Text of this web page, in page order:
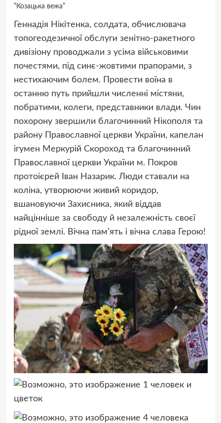
“Козацька вежа”
Геннадія Нікітенка, солдата, обчислювача
топогеодезичної обслуги зенітно-ракетного
дивізіону проводжали з усіма військовими
почестями, під синє-жовтими прапорами, з
нестихаючим болем. Провести воїна в
останню путь прийшли численні містяни,
побратими, колеги, представники влади. Чин
похорону звершили благочинний Нікополя та
району Православної церкви України, капелан
ігумен Меркурій Скороход та благочинний
Православної церкви України м. Покров
протоієрей Іван Назарик. Люди ставали на
коліна, утворюючи живий коридор,
вшановуючи Захисника, який віддав
найцінніше за свободу й незалежність своєї
рідної землі. Вічна пам’ять і вічна слава Герою!